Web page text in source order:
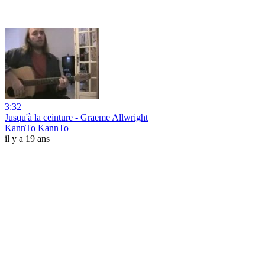
3:32
Jusqu'à la ceinture - Graeme Allwright
KannTo KannTo
il y a 19 ans